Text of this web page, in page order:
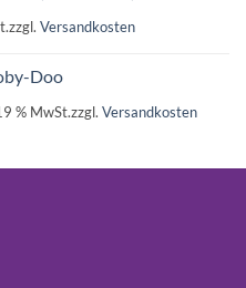
zzgl. Versandkosten
Doo
% MwSt.zzgl. Versandkosten